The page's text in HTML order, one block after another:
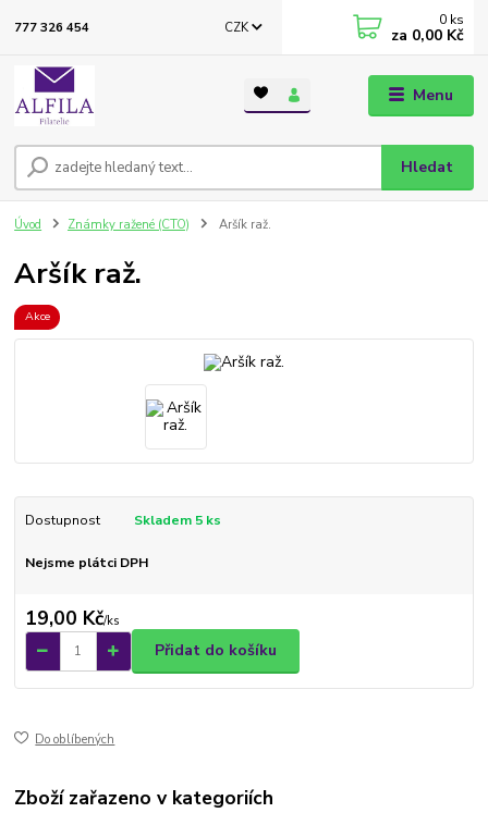
Menu
CZK
Hledat
777 326 454 0 ks
za 0,00 Kč
Úvod Známky ražené (CTO) Aršík raž.
Aršík raž.
Akce
Dostupnost Skladem 5 ks
Nejsme plátci DPH
19,00 Kč/ks
Přidat do košíku
Do oblíbených
Zboží zařazeno v kategoriích